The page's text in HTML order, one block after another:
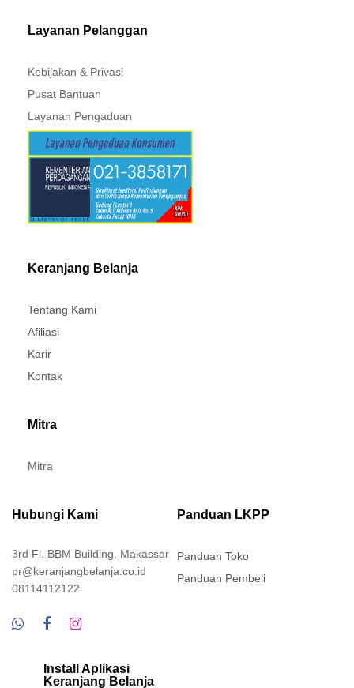
Layanan Pelanggan
Kebijakan & Privasi
Pusat Bantuan
Layanan Pengaduan
Keranjang Belanja
Tentang Kami
Afiliasi
Karir
Kontak
Mitra
Mitra
Hubungi Kami
3rd Fl. BBM Building, Makassar
pr@keranjangbelanja.co.id
08114112122
Panduan LKPP
Panduan Toko
Panduan Pembeli
Install Aplikasi
Keranjang Belanja